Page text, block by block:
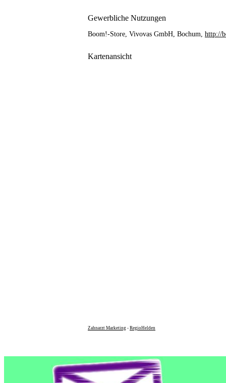
Gewerbliche Nutzungen
Boom!-Store, Vivovas GmbH, Bochum, http://
Kartenansicht
Zahnarzt Marketing - RegioHelden